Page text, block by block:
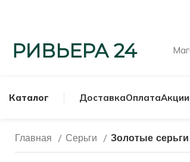
Каталог ДоставкаОплатаАкции
Главная Серьги Золотые